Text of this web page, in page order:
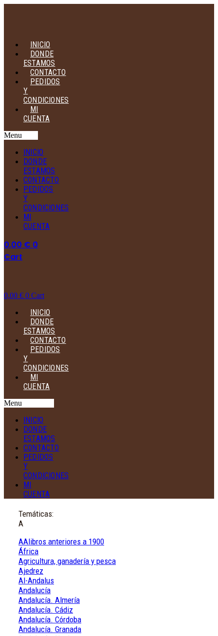
INICIO
DONDE
ESTAMOS
CONTACTO
PEDIDOS
Y
CONDICIONES
MI
CUENTA
Menu
INICIO
DONDE
ESTAMOS
CONTACTO
PEDIDOS
Y
CONDICIONES
MI
CUENTA
0,00 € 0
Cart
0,00 € 0 Cart
INICIO
DONDE
ESTAMOS
CONTACTO
PEDIDOS
Y
CONDICIONES
MI
CUENTA
Menu
INICIO
DONDE
ESTAMOS
CONTACTO
PEDIDOS
Y
CONDICIONES
MI
CUENTA
Temáticas:
A
AAlibros anteriores a 1900
África
Agricultura, ganadería y pesca
Ajedrez
Al-Andalus
Andalucía
Andalucía. Almería
Andalucía. Cádiz
Andalucía. Córdoba
Andalucía. Granada